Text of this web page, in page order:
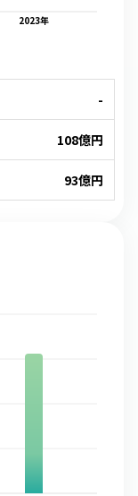
2023年
-
108億円
93億円